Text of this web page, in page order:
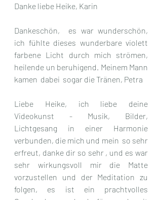
Danke liebe Heike, Karin
Dankeschön,  es war wunderschön,
ich fühlte dieses wunderbare violett
farbene Licht durch mich strömen,
heilende un beruhigend. Meinem Mann
kamen  dabei  sogar die Tränen, Petra
Liebe Heike, ich liebe deine
Videokunst - Musik, Bilder,
Lichtgesang in einer Harmonie
verbunden, die mich und mein  so sehr
erfreut, danke dir so sehr , und es war
sehr wirkungsvoll mir die Matte
vorzustellen und der Meditation zu
folgen, es ist ein prachtvolles